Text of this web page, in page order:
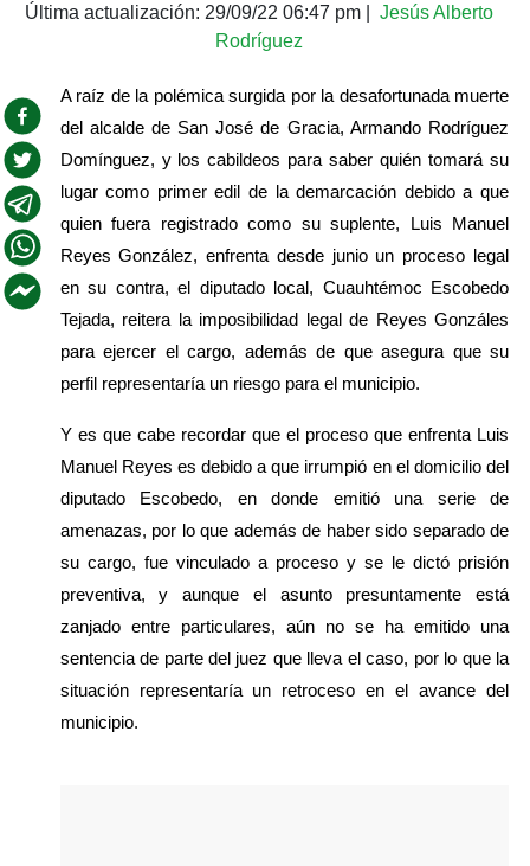
Última actualización: 29/09/22 06:47 pm
Jesús Alberto
Rodríguez
A raíz de la polémica surgida por la desafortunada muerte
del alcalde de San José de Gracia, Armando Rodríguez
Domínguez, y los cabildeos para saber quién tomará su
lugar como primer edil de la demarcación debido a que
quien fuera registrado como su suplente, Luis Manuel
Reyes González, enfrenta desde junio un proceso legal
en su contra, el diputado local, Cuauhtémoc Escobedo
Tejada, reitera la imposibilidad legal de Reyes Gonzáles
para ejercer el cargo, además de que asegura que su
perfil representaría un riesgo para el municipio.
Y es que cabe recordar que el proceso que enfrenta Luis
Manuel Reyes es debido a que irrumpió en el domicilio del
diputado Escobedo, en donde emitió una serie de
amenazas, por lo que además de haber sido separado de
su cargo, fue vinculado a proceso y se le dictó prisión
preventiva, y aunque el asunto presuntamente está
zanjado entre particulares, aún no se ha emitido una
sentencia de parte del juez que lleva el caso, por lo que la
situación representaría un retroceso en el avance del
municipio.